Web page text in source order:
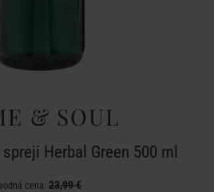
& SOUL
Herbal Green 500 ml
cena: 23,99 €